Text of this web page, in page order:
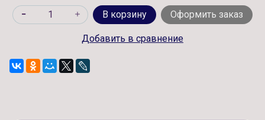
В корзину Оформить заказ
Добавить в сравнение